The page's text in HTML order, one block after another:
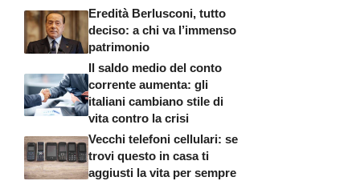
Eredità Berlusconi, tutto
deciso: a chi va l’immenso
patrimonio
Il saldo medio del conto
corrente aumenta: gli
italiani cambiano stile di
vita contro la crisi
Vecchi telefoni cellulari: se
trovi questo in casa ti
aggiusti la vita per sempre